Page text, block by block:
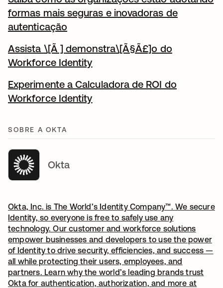
formas mais seguras e inovadoras de
autenticação
Assista \[Ã ] demonstra\[Ã§Ã£]o do
Workforce Identityabre em uma nova guia
Experimente a Calculadora de ROI do
Workforce Identityabre em uma nova guia
SOBRE A OKTA
Okta
Okta, Inc. is The World’s Identity Company™. We secure
Identity, so everyone is free to safely use any
technology. Our customer and workforce solutions
empower businesses and developers to use the power
of Identity to drive security, efficiencies, and success —
all while protecting their users, employees, and
partners. Learn why the world’s leading brands trust
Okta for authentication, authorization, and more at